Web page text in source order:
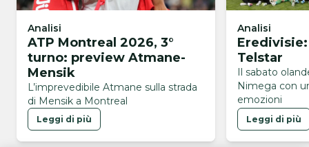
Analisi
ATP Montreal 2026, 3°
turno: preview Atmane-
Mensik
L’imprevedibile Atmane sulla strada
di Mensik a Montreal
Leggi di più
Analisi
Telstar
Il sabato
Nimega con
emozioni
Leggi di più